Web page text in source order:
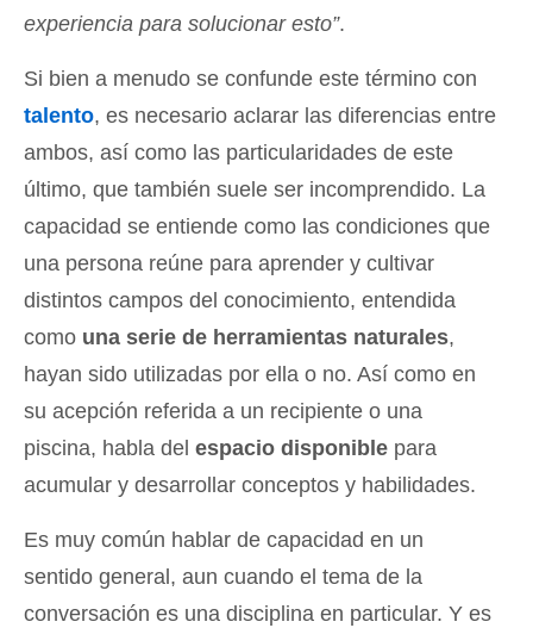
experiencia para solucionar esto”.
Si bien a menudo se confunde este término con
talento, es necesario aclarar las diferencias entre
ambos, así como las particularidades de este
último, que también suele ser incomprendido. La
capacidad se entiende como las condiciones que
una persona reúne para aprender y cultivar
distintos campos del conocimiento, entendida
como una serie de herramientas naturales,
hayan sido utilizadas por ella o no. Así como en
su acepción referida a un recipiente o una
piscina, habla del espacio disponible para
acumular y desarrollar conceptos y habilidades.
Es muy común hablar de capacidad en un
sentido general, aun cuando el tema de la
conversación es una disciplina en particular. Y es